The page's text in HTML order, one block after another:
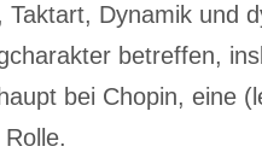
Taktart, Dynamik und
betreffen,
bei Chopin, eine